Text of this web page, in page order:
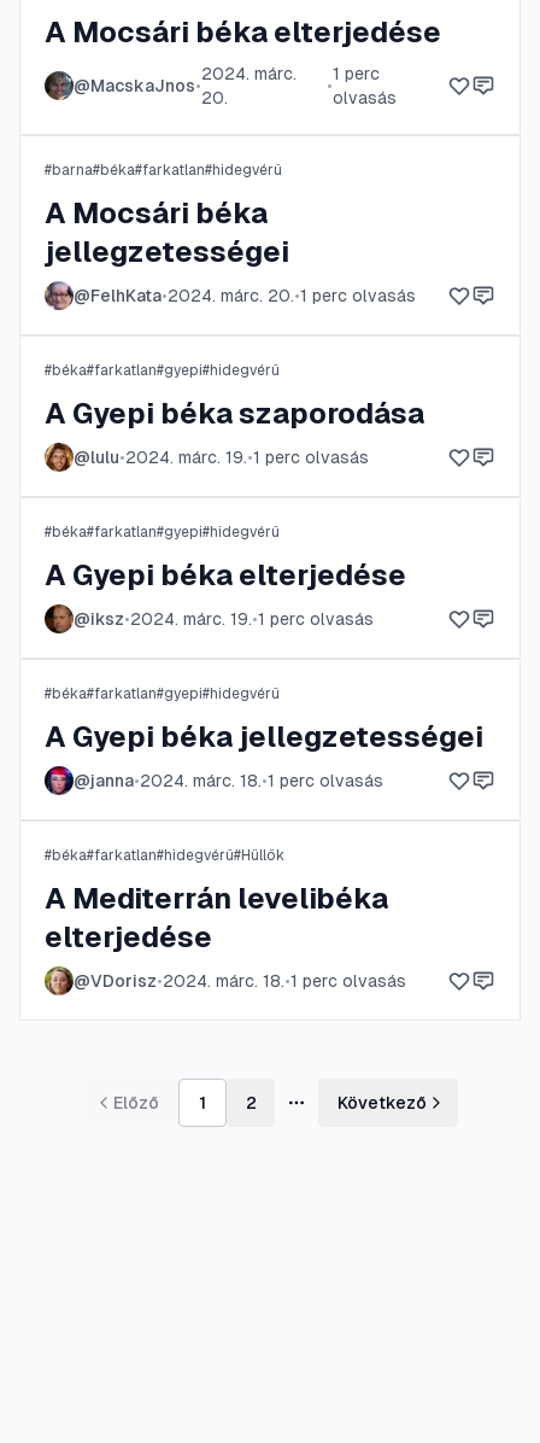
A Mocsári béka elterjedése
@MacskaJnos•
2024. márc.
20.
•
1 perc
olvasás
#barna#béka#farkatlan#hidegvérű
A Mocsári béka
jellegzetességei
@FelhKata•2024. márc. 20.•1 perc olvasás
#béka#farkatlan#gyepi#hidegvérű
A Gyepi béka szaporodása
@lulu•2024. márc. 19.•1 perc olvasás
#béka#farkatlan#gyepi#hidegvérű
A Gyepi béka elterjedése
@iksz•2024. márc. 19.•1 perc olvasás
#béka#farkatlan#gyepi#hidegvérű
A Gyepi béka jellegzetességei
@janna•2024. márc. 18.•1 perc olvasás
#béka#farkatlan#hidegvérű#Hüllők
A Mediterrán levelibéka
elterjedése
@VDorisz•2024. márc. 18.•1 perc olvasás
Előző 1 2
További oldalak
Következő